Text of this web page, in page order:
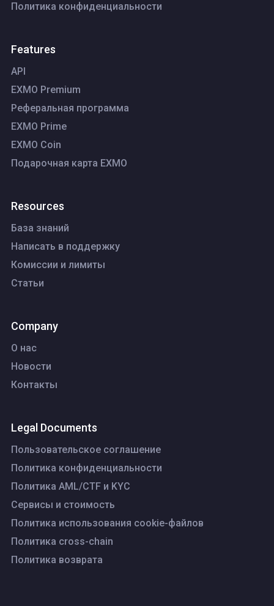
Политика конфиденциальности
Features
API
EXMO Premium
Реферальная программа
EXMO Prime
EXMO Coin
Подарочная карта EXMO
Resources
База знаний
Написать в поддержку
Комиссии и лимиты
Статьи
Company
О нас
Новости
Контакты
Legal Documents
Пользовательское соглашение
Политика конфиденциальности
Политика AML/CTF и KYC
Сервисы и стоимость
Политика использования cookie-файлов
Политика cross-chain
Политика возврата